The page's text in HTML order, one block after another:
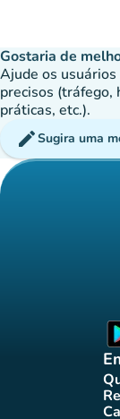
Gostaria de
Ajude os
precisos (tráfego,
práticas, etc.).
editSugira uma